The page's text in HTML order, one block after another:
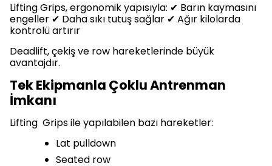
Lifting Grips, ergonomik yapısıyla: ✔ Barın kaymasını
engeller ✔ Daha sıkı tutuş sağlar ✔ Ağır kilolarda
kontrolü artırır
Deadlift, çekiş ve row hareketlerinde büyük
avantajdır.
Tek Ekipmanla Çoklu Antrenman
İmkanı
Lifting Grips ile yapılabilen bazı hareketler:
Lat pulldown
Seated row